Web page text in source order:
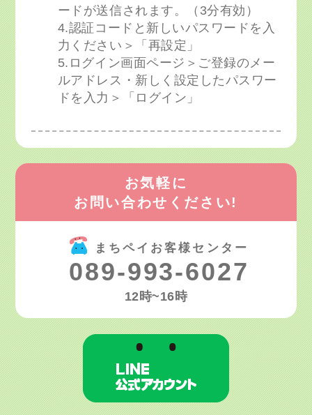
ードが送信されます。（3分有効）
4.認証コードと新しいパスワードを入
力ください＞「再設定」
5.ログイン画面ページ＞ご登録のメー
ルアドレス・新しく設定したパスワー
ドを入力＞「ログイン」
お気軽に
お問い合わせください!
まちペイお客様センター
089-993-6027
12時~16時